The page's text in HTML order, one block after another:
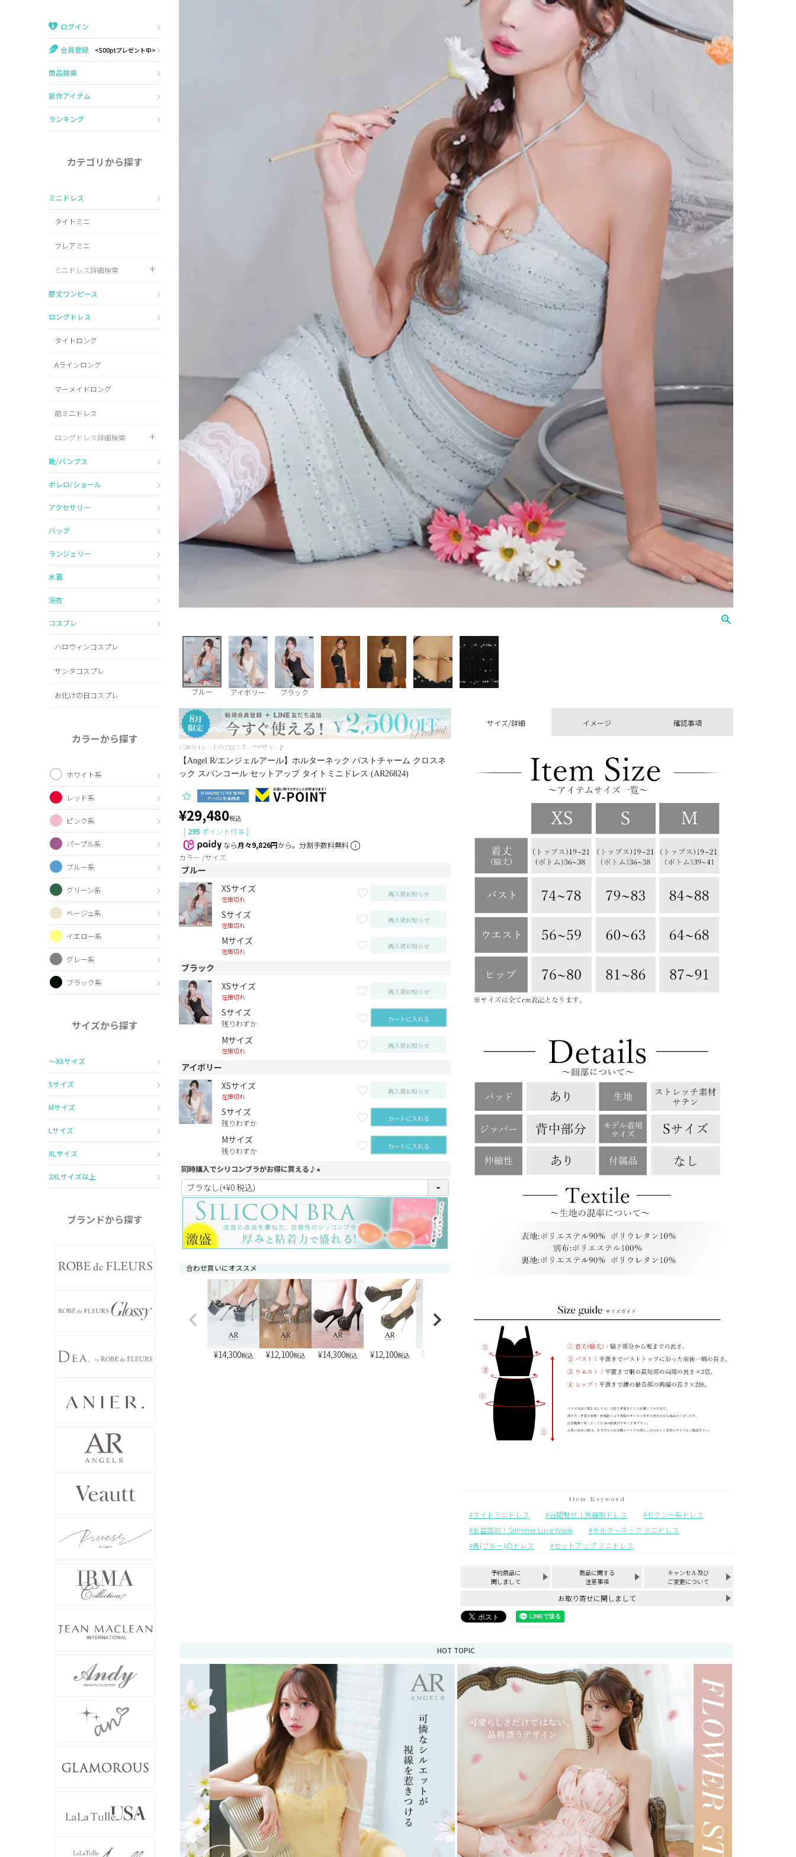
GLAMOROUS
ログイン
会員登録 <500ptプレゼント中>
商品検索
新作アイテム
ランキング
カテゴリから探す
ミニドレス
タイトミニ
フレアミニ
ミニドレス詳細検索
膝丈ワンピース
ロングドレス
タイトロング
Aラインロング
マーメイドロング
前ミニドレス
ロングドレス詳細検索
靴/パンプス
ボレロ/ショール
アクセサリー
バッグ
ランジェリー
水着
浴衣
コスプレ
ハロウィンコスプレ
サンタコスプレ
お化けの日コスプレ
カラーから探す
ホワイト系
レッド系
ピンク系
パープル系
ブルー系
グリーン系
ベージュ系
イエロー系
グレー系
ブラック系
サイズから探す
〜XSサイズ
Sサイズ
Mサイズ
Lサイズ
XLサイズ
2XLサイズ以上
ブランドから探す
ブルー アイボリー ブラック
XSあり!トレンドのクロスネックデザイン♪
【Angel R/エンジェルアール】ホルターネック バストチャーム クロスネ
ック スパンコール セットアップ タイトミニドレス (AR26824)
¥29,480税込
[ 295 ポイント付与 ]
なら月々9,826円から。分割手数料無料
カラー サイズ
ブルー
XSサイズ
在庫切れ
再入荷お知らせ
Sサイズ
在庫切れ
再入荷お知らせ
Mサイズ
在庫切れ
再入荷お知らせ
ブラック
XSサイズ
在庫切れ
再入荷お知らせ
Sサイズ
残りわずか カートに入れる
Mサイズ
在庫切れ
再入荷お知らせ
アイボリー
XSサイズ
在庫切れ
再入荷お知らせ
Sサイズ
残りわずか カートに入れる
Mサイズ
残りわずか カートに入れる
同時購入でシリコンブラがお得に買える♪
(
須
)
合わせ買いにオススメ
¥14,300税込 ¥12,100税込 ¥14,300税込 ¥12,100税込 ¥ 7,900税込
サイズ/詳細 イメージ 確認事項
タイトミニドレス 谷間魅せ｜武器別ドレス
セクシー系ドレス
お盆直前！Summer Luxe Week
ホルターネック ミニドレス
青(ブルー)のドレス
セットアップ ミニドレス
予約商品に
関しまして
商品に関する
注意事項
キャンセル及び
ご変更について
お取り寄せに関しまして
HOT TOPIC